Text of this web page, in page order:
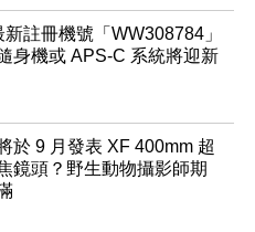
新註冊機號「WW308784」
身機或 APS-C 系統將迎新
於 9 月發表 XF 400mm 超
鏡頭？野生動物攝影師期